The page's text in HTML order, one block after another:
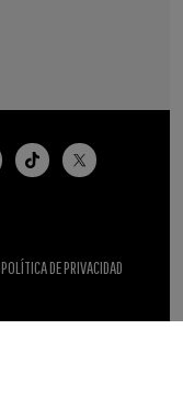
POLÍTICA DE PRIVACIDAD